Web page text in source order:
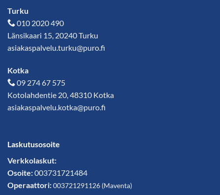
Turku
010 2020 490
Länsikaari 15, 20240 Turku
asiakaspalvelu.turku@puro.fi
Kotka
09 274 67 575
Kotolahdentie 20, 48310 Kotka
asiakaspalvelu.kotka@puro.fi
Laskutusosoite
Verkkolaskut:
Osoite:003731721484
Operaattori:003721291126 (Maventa)